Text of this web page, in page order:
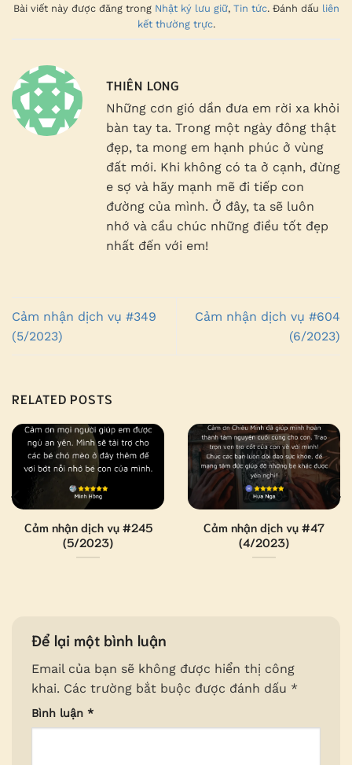
Bài viết này được đăng trong Nhật ký lưu giữ, Tin tức. Đánh dấu liên
kết thường trực.
THIÊN LONG
Những cơn gió dần đưa em rời xa khỏi
bàn tay ta. Trong một ngày đông thật
đẹp, ta mong em hạnh phúc ở vùng
đất mới. Khi không có ta ở cạnh, đừng
e sợ và hãy mạnh mẽ đi tiếp con
đường của mình. Ở đây, ta sẽ luôn
nhớ và cầu chúc những điều tốt đẹp
nhất đến với em!
Cảm nhận dịch vụ #349
(5/2023)
Cảm nhận dịch vụ #604
(6/2023)
RELATED POSTS
Cảm nhận dịch vụ #245
(5/2023)
Cảm nhận dịch vụ #47
(4/2023)
Để lại một bình luận
Email của bạn sẽ không được hiển thị công
khai. Các trường bắt buộc được đánh dấu *
Bình luận *